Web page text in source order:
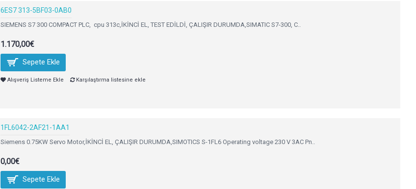
6ES7 313-5BF03-0AB0
SIEMENS S7 300 COMPACT PLC, cpu 313c,İKİNCİ EL, TEST EDİLDİ, ÇALIŞIR DURUMDA,SIMATIC S7-300, C..
1.170,00€
Sepete Ekle
Alışveriş Listeme Ekle Karşılaştırma listesine ekle
1FL6042-2AF21-1AA1
Siemens 0.75KW Servo Motor,İKİNCİ EL, ÇALIŞIR DURUMDA,SIMOTICS S-1FL6 Operating voltage 230 V 3AC Pn..
0,00€
Sepete Ekle